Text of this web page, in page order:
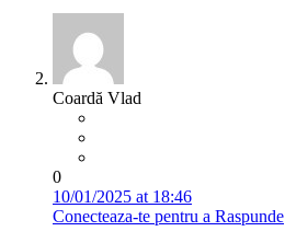
Coardă Vlad
0
10/01/2025 at 18:46
Conecteaza-te pentru a Raspunde